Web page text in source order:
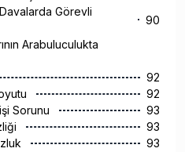
Görevli
90
Arabuluculukta
92
92
Sorunu
93
93
93